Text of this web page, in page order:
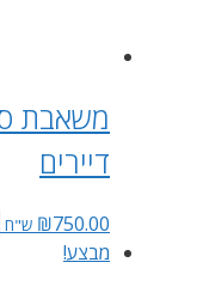
דיירים
₪750.00 ש"ח
מבצע!